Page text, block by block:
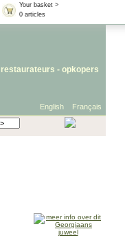
Your basket >
0 articles
restaurateurs - opkopers
Français
English